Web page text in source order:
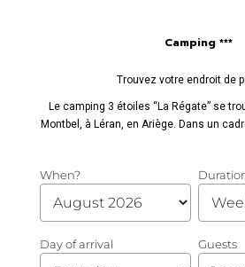
Camping ***
Trouvez votre endroit de
Le camping 3 étoiles “La Régate” se
Montbel, à Léran, en Ariège. Dans un